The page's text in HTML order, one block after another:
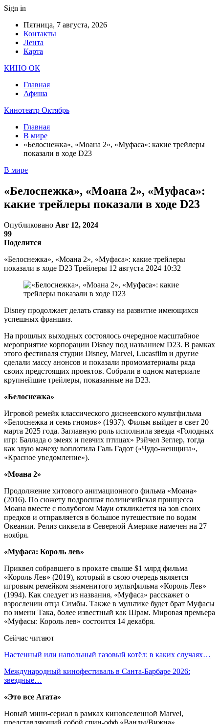
Sign in
Пятница, 7 августа, 2026
Контакты
Лента
Карта
КИНО ОК
Главная
Афиша
Кинотеатр Октябрь
Главная
В мире
«Белоснежка», «Моана 2», «Муфаса»: какие трейлеры
показали в ходе D23
В мире
«Белоснежка», «Моана 2», «Муфаса»:
какие трейлеры показали в ходе D23
Опубликовано Авг 12, 2024
99
Поделится
«Белоснежка», «Моана 2», «Муфаса»: какие трейлеры
показали в ходе D23 Трейлеры 12 августа 2024 10:32
Disney продолжает делать ставку на развитие имеющихся
успешных франшиз.
На прошлых выходных состоялось очередное масштабное
мероприятие корпорации Disney под названием D23. В рамках
этого фестиваля студии Disney, Marvel, Lucasfilm и другие
сделали массу анонсов и показали промоматериалы ряда
своих предстоящих проектов. Собрали в одном материале
крупнейшие трейлеры, показанные на D23.
«Белоснежка»
Игровой ремейк классического диснеевского мультфильма
«Белоснежка и семь гномов» (1937). Фильм выйдет в свет 20
марта 2025 года. Заглавную роль исполнила звезда «Голодных
игр: Баллада о змеях и певчих птицах» Рэйчел Зеглер, тогда
как злую мачеху воплотила Галь Гадот («Чудо-женщина»,
«Красное уведомление»).
«Моана 2»
Продолжение хитового анимационного фильма «Моана»
(2016). По сюжету подросшая полинезийская принцесса
Моана вместе с полубогом Мауи откликается на зов своих
предков и отправляется в большое путешествие по водам
Океании. Релиз сиквела в Северной Америке намечен на 27
ноября.
«Муфаса: Король лев»
Приквел собравшего в прокате свыше $1 млрд фильма
«Король Лев» (2019), который в свою очередь является
игровым ремейком знаменитого мультфильма «Король Лев»
(1994). Как следует из названия, «Муфаса» расскажет о
взрослении отца Симбы. Также в мультике будет брат Муфасы
по имени Така, более известный как Шрам. Мировая премьера
«Муфасы: Король лев» состоится 14 декабря.
Сейчас читают
Настенный или напольный газовый котёл: в каких случаях…
Международный кинофестиваль в Санта-Барбаре 2026:
звездные…
«Это все Агата»
Новый мини-сериал в рамках киновселенной Marvel,
представляющий собой спин-офф «Ванды/Вижна».